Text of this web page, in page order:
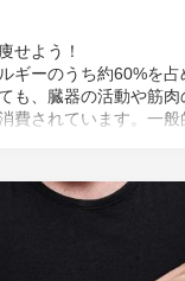
せよう！
ギーのうち約60%を
も、臓器の活動や筋
費されています。一
と量を考えずに朝は
事制限をすると、筋
ク質の摂取量が不足